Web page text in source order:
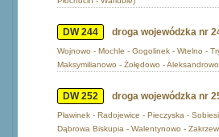
DW 244 droga wojewódzka nr
Wojnowo - Mochle - Gogolinek - Wtelno -
Maksymilianowo - Żołędowo -
DW 252 droga wojewódzka nr
Pławinek - Radojewice - Pieczyska -
Dąbrowa Biskupia - Walentynowo -